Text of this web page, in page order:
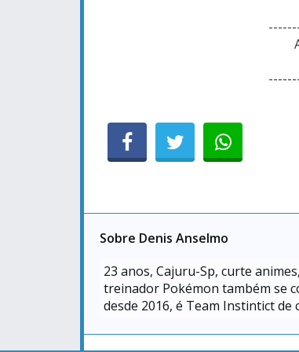
Sobre Denis Anselmo
23 anos, Cajuru-Sp, curte
treinador Pokémon também se
desde 2016, é Team Instintict de